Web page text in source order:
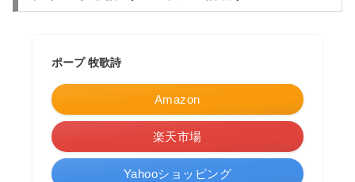
ポープ 牧歌詩
Amazon
楽天市場
Yahooショッピング